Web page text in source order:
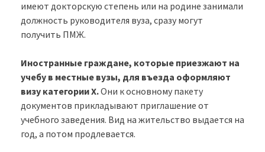
имеют докторскую степень или на родине занимали
должность руководителя вуза, сразу могут
получить ПМЖ.
Иностранные граждане, которые приезжают на
учебу в местные вузы, для въезда оформляют
визу категории Х.Они к основному пакету
документов прикладывают приглашение от
учебного заведения. Вид на жительство выдается на
год, а потом продлевается.